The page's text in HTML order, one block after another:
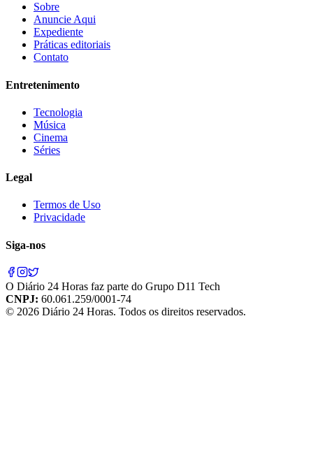
Sobre
Anuncie Aqui
Expediente
Práticas editoriais
Contato
Entretenimento
Tecnologia
Música
Cinema
Séries
Legal
Termos de Uso
Privacidade
Siga-nos
O Diário 24 Horas faz parte do Grupo D11 Tech
CNPJ: 60.061.259/0001-74
© 2026 Diário 24 Horas. Todos os direitos reservados.